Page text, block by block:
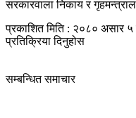
सरकारवाला निकाय र
प्रकाशित मिति : २०८० असार
प्रतिक्रिया दिनुहोस
सम्बन्धित समाचार